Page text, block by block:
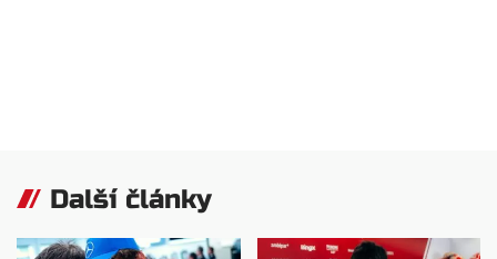
Další články